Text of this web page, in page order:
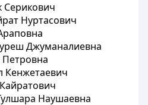
Серикович
Нуртасович
Джуманалиевна
Кенжетаевич
Наушаевна